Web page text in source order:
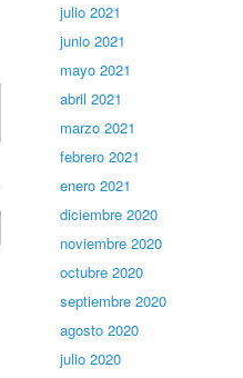
julio 2021
junio 2021
mayo 2021
abril 2021
marzo 2021
febrero 2021
enero 2021
diciembre 2020
noviembre 2020
octubre 2020
septiembre 2020
agosto 2020
julio 2020